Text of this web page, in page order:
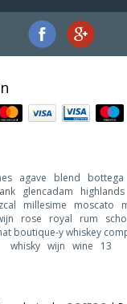
agave blend bottega
glencadam highlands
millesime moscato
rose royal rum
boutique-y whiskey
whisky wijn wine 13